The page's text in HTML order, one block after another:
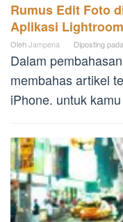
Rumus Edit Foto
Aplikasi Lightroom
OlehJampena Diposting pada
Dalam
membahas artikel
iPhone. untuk